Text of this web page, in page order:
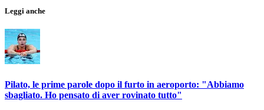
Leggi anche
Pilato, le prime parole dopo il furto in aeroporto: "Abbiamo
sbagliato. Ho pensato di aver rovinato tutto"